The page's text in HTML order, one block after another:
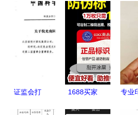
证监会打
1688买家
专业